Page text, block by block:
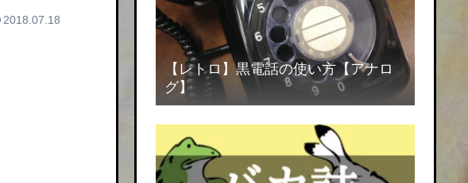
2018.07.18
【レトロ】黒電話の使い方【アナロ
グ】